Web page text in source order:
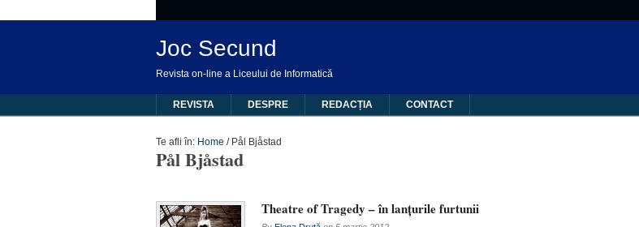
Joc Secund
Revista on-line a Liceului de Informatică
REVISTA DESPRE REDACȚIA CONTACT
Te afli în: Home / Pål Bjåstad
Pål Bjåstad
Theatre of Tragedy – în lanţurile furtunii